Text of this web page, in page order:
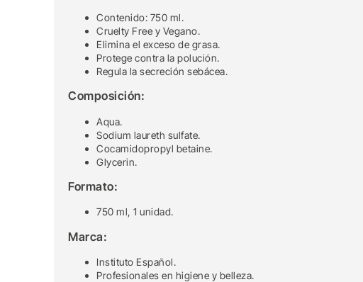
Contenido: 750 ml.
Cruelty Free y Vegano.
Elimina el exceso de grasa.
Protege contra la polución.
Regula la secreción sebácea.
Composición:
Aqua.
Sodium laureth sulfate.
Cocamidopropyl betaine.
Glycerin.
Formato:
750 ml, 1 unidad.
Marca:
Instituto Español.
Profesionales en higiene y belleza.